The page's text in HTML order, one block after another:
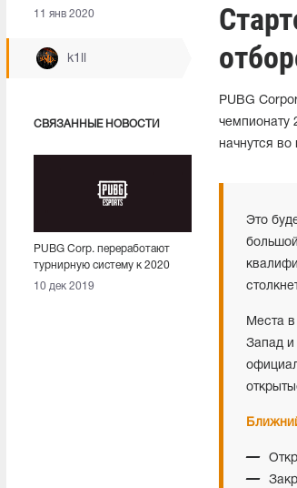
11 янв 2020
k1ll
СВЯЗАННЫЕ НОВОСТИ
PUBG Corp. переработают
турнирную систему к 2020
году
10 дек 2019
PUBG
чемпионату
начнутся
Это
Места
Запад и